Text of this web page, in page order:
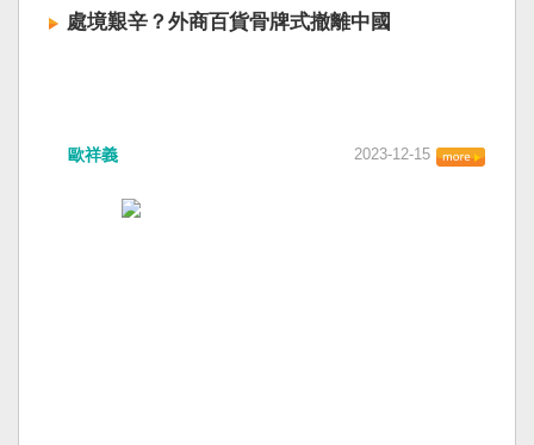
處境艱辛？外商百貨骨牌式撤離中國
歐祥義 2023-12-15